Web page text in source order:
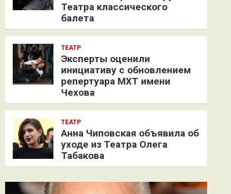
Театра классического
балета
ТЕАТР
Эксперты оценили
инициативу с обновлением
репертуара МХТ имени
Чехова
ТЕАТР
Анна Чиповская объявила об
уходе из Театра Олега
Табакова